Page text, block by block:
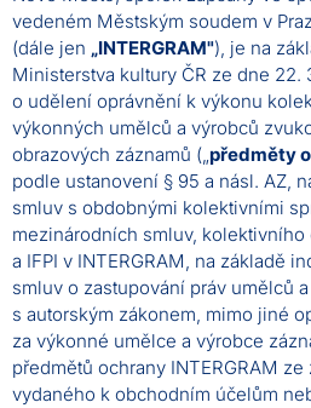
vedeném Městským soudem v
(dále jen „INTERGRAM"), je na
Ministerstva kultury ČR ze dne 22.
o udělení oprávnění k výkonu
výkonných umělců a výrobců
obrazových záznamů („předměty
podle ustanovení § 95 a násl. AZ,
smluv s obdobnými kolektivními
mezinárodních smluv,
a IFPI v INTERGRAM, na základě
smluv o zastupování práv umělců
s autorským zákonem, mimo jiné
za výkonné umělce a výrobce
předmětů ochrany INTERGRAM
vydaného k obchodním účelům